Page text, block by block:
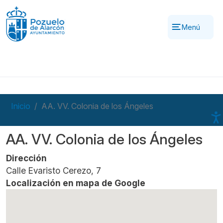
Pasar al contenido principal
Menú
Inicio AA. VV. Colonia de los Ángeles
AA. VV. Colonia de los Ángeles
Dirección
Calle Evaristo Cerezo, 7
Localización en mapa de Google